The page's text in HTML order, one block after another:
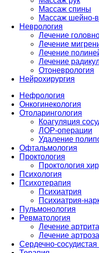
Массаж спины
Массаж шейно-
Неврология
Лечение
Лечение
Лечение
Лечение
Отоневрология
Нейрохирургия
Нефрология
Онкогинекология
Отоларингология
Коагуляция
ЛОР-операции
Удаление
Офтальмология
Проктология
Проктология
Психология
Психотерапия
Психиатрия
Психиатрия-
Пульмонология
Ревматология
Лечение артрита
Лечение артроза
Сердечно-сосудистая